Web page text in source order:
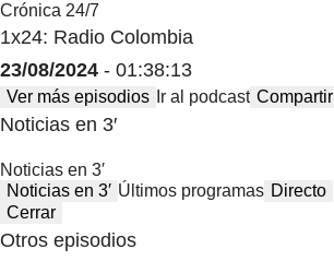
Crónica 24/7
1x24: Radio Colombia
23/08/2024 - 01:38:13
Ver más episodios Ir al podcast Compartir
Noticias en 3′
Noticias en 3′
Noticias en 3′ Últimos programas Directo
Cerrar
Otros episodios